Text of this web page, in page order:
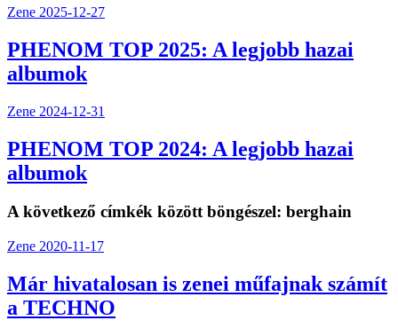
Zene 2025-12-27
PHENOM TOP 2025: A legjobb hazai
albumok
Zene 2024-12-31
PHENOM TOP 2024: A legjobb hazai
albumok
A következő címkék között böngészel: berghain
Zene 2020-11-17
Már hivatalosan is zenei műfajnak számít
a TECHNO